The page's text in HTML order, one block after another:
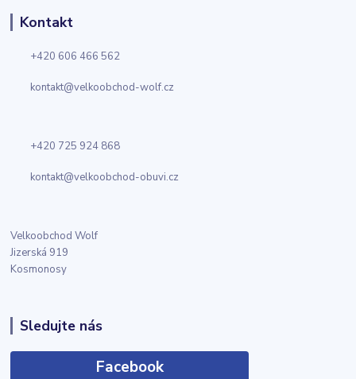
Kontakt
+420 606 466 562
kontakt@velkoobchod-wolf.cz
+420 725 924 868
kontakt@velkoobchod-obuvi.cz
Velkoobchod Wolf
Jizerská 919
Kosmonosy
Sledujte nás
Facebook